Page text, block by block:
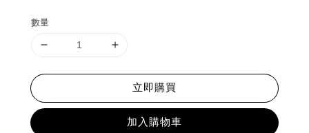
數量
立即購買
加入購物車